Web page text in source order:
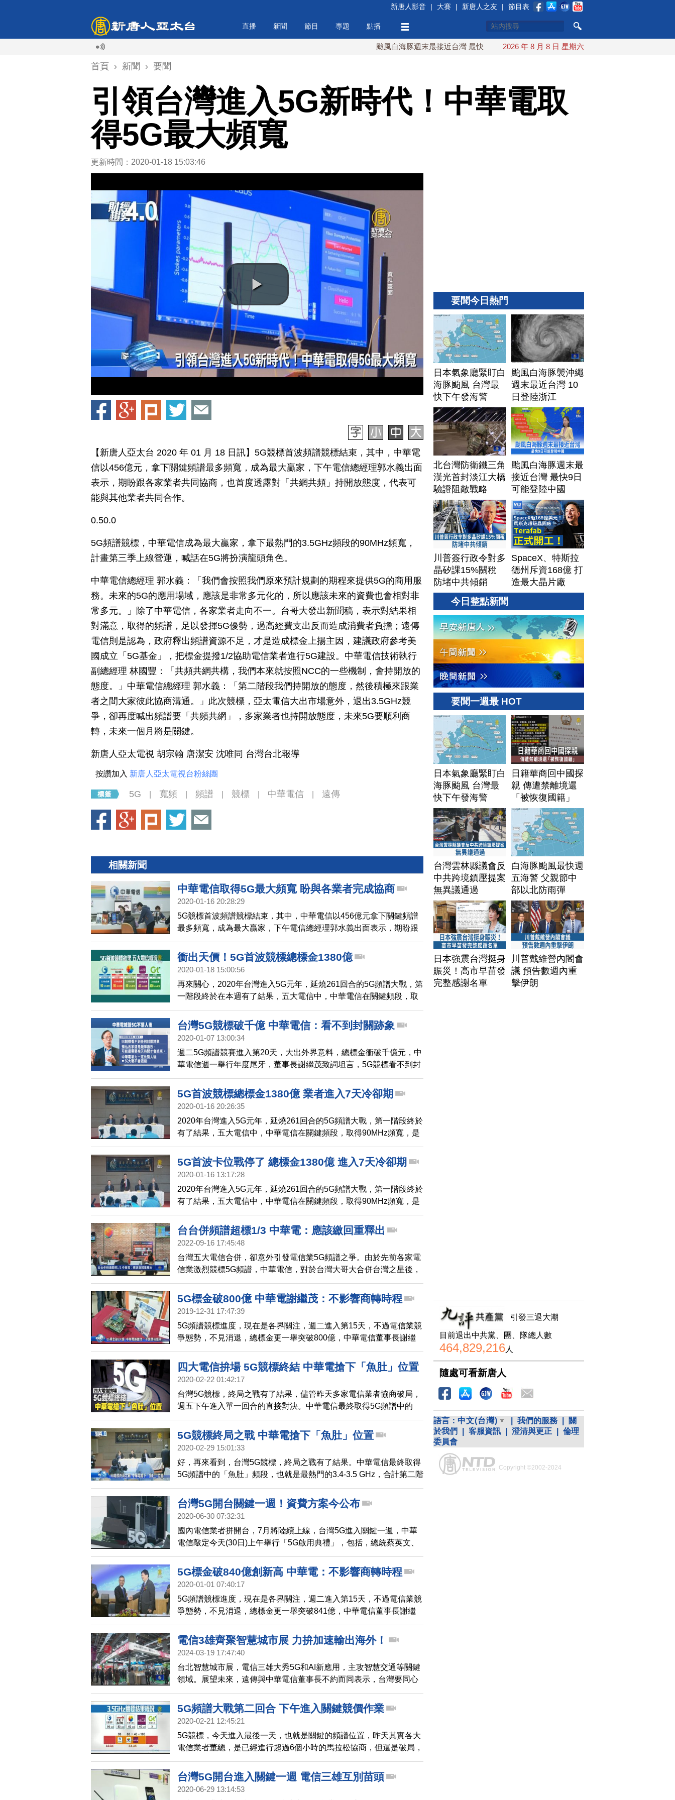
新唐人影音 | 大賽 | 新唐人之友 | 節目表
直播 新聞 節目 專題 點播
颱風白海豚週末最接近台灣 最快9日可能登陸中國 台灣漢光首結合城鎮演習 AIT連續發文讚「
2026 年 8 月 8 日 星期六
首頁 › 新聞 › 要聞
引領台灣進入5G新時代！中華電取
得5G最大頻寬
更新時間：2020-01-18 15:03:46
【新唐人亞太台 2020 年 01 月 18 日訊】5G競標首波頻譜競標結束，其中，中華電
信以456億元，拿下關鍵頻譜最多頻寬，成為最大贏家，下午電信總經理郭水義出面
表示，期盼跟各家業者共同協商，也首度透露對「共網共頻」持開放態度，代表可
能與其他業者共同合作。
0.50.0
5G頻譜競標，中華電信成為最大贏家，拿下最熱門的3.5GHz頻段的90MHz頻寬，
計畫第三季上線營運，喊話在5G將扮演龍頭角色。
中華電信總經理 郭水義：「我們會按照我們原來預計規劃的期程來提供5G的商用服
務。未來的5G的應用場域，應該是非常多元化的，所以應該未來的資費也會相對非
常多元。」除了中華電信，各家業者走向不一。台哥大發出新聞稿，表示對結果相
對滿意，取得的頻譜，足以發揮5G優勢，過高經費支出反而造成消費者負擔；遠傳
電信則是認為，政府釋出頻譜資源不足，才是造成標金上揚主因，建議政府參考美
國成立「5G基金」，把標金提撥1/2協助電信業者進行5G建設。中華電信技術執行
副總經理 林國豐：「共頻共網共構，我們本來就按照NCC的一些機制，會持開放的
態度。」中華電信總經理 郭水義：「第二階段我們持開放的態度，然後積極來跟業
者之間大家彼此協商溝通。」此次競標，亞太電信大出市場意外，退出3.5GHz競
爭，卻再度喊出頻譜要「共頻共網」，多家業者也持開放態度，未來5G要順利商
轉，未來一個月將是關鍵。
新唐人亞太電視 胡宗翰 唐潔安 沈唯同 台灣台北報導
按讚加入 新唐人亞太電視台粉絲團
5G 寬頻 頻譜 競標 中華電信 遠傳
相關新聞
中華電信取得5G最大頻寬 盼與各業者完成協商
2020-01-16 20:28:29
5G競標首波頻譜競標結束，其中，中華電信以456億元拿下關鍵頻譜
最多頻寬，成為最大贏家，下午電信總經理郭水義出面表示，期盼跟
各家業者共同協商，也首度透露對「共網共頻」持開放態度，代表可
能與其他業者共同合作。
衝出天價！5G首波競標總標金1380億
2020-01-18 15:00:56
再來關心，2020年台灣進入5G元年，延燒261回合的5G頻譜大戰，第
一階段終於在本週有了結果，五大電信中，中華電信在關鍵頻段，取
得90MHz頻寬，是最大贏家，而亞太電信則是退出區塊競爭，不過這
次的競標還不是最終落幕，四家業者進入7天的關鍵冷卻期，如果頻譜
位置談不攏，將在2月21日，進入第二階段競標。
台灣5G競標破千億 中華電信：看不到封關跡象
2020-01-07 13:00:34
週二5G頻譜競賽進入第20天，大出外界意料，總標金衝破千億元，中
華電信週一舉行年度尾牙，董事長謝繼茂致詞坦言，5G競標看不到封
關跡象，預估還要幾天時間才會結束，不過NCC已經一連多天發出新
聞稿呼籲冷靜，業界人士觀察，這次5G競標，形同富豪豪賭，一方面
產業需求大，一方面也是業者不能認輸，也讓競爭更激烈。
5G首波競標總標金1380億 業者進入7天冷卻期
2020-01-16 20:26:35
2020年台灣進入5G元年，延燒261回合的5G頻譜大戰，第一階段終於
有了結果，五大電信中，中華電信在關鍵頻段，取得90MHz頻寬，是
最大贏家，而亞太電信則是退出區塊競爭，不過這次的競標還不是最
終落幕，四家業者進入7天的關鍵冷卻期，如果頻譜位置談不攏，2月
21日進入第二階段競標。
5G首波卡位戰停了 總標金1380億 進入7天冷卻期
2020-01-16 13:17:28
2020年台灣進入5G元年，延燒261回合的5G頻譜大戰，第一階段終於
有了結果，五大電信中，中華電信在關鍵頻段，取得90MHz頻寬，是
最大贏家，而亞太電信則是退出區塊競爭，不過這次的競標還不是最
終落幕，四家業者進入7天的關鍵冷卻期，如果頻譜位置談不攏，2月
21日進入第二階段競標。
台台併頻譜超標1/3 中華電：應該繳回重釋出
2022-09-16 17:45:48
台灣五大電信合併，卻意外引發電信業5G頻譜之爭。由於先前各家電
信業激烈競標5G頻譜，中華電信，對於台灣大哥大合併台灣之星後，
取得超過三分之一頻譜感到不滿，認為主管機關NCC應該出手收回超
標頻譜。
5G標金破800億 中華電謝繼茂：不影響商轉時程
2019-12-31 17:47:39
5G頻譜競標進度，現在是各界關注，週二進入第15天，不過電信業競
爭態勢，不見消退，總標金更一舉突破800億，中華電信董事長謝繼
茂表示，5G快要來了，未來商機來自智慧交通、智慧城市等面向，他
說千億價格，也是值得。
四大電信拚場 5G競標終結 中華電搶下「魚肚」位置
2020-02-22 01:42:17
台灣5G競標，終局之戰有了結果，儘管昨天多家電信業者協商破局，
週五下午進入單一回合的直接對決。中華電信最終取得5G頻譜中的
「魚肚」頻段，也就是最熱門的3.4-3.5 GHz，合計第二階段競標金額
後，台灣5G總標金來到1,421億新台幣，電信業者表態第三季上線開
台，也宣告台灣5G即將正式上路。
5G競標終局之戰 中華電搶下「魚肚」位置
2020-02-29 15:01:33
好，再來看到，台灣5G競標，終局之戰有了結果。中華電信最終取得
5G頻譜中的「魚肚」頻段，也就是最熱門的3.4-3.5 GHz，合計第二階
段競標金額後，台灣5G總標金來到1,421億新台幣，電信業者表態第
三季上線開台，也宣告台灣5G即將 正式上路。
台灣5G開台關鍵一週！資費方案今公布
2020-06-30 07:32:31
國內電信業者拼開台，7月將陸續上線，台灣5G進入關鍵一週，中華
電信敲定今天(30日)上午舉行「5G啟用典禮」，包括，總統蔡英文、
經濟部長王美花、交通部長林佳龍等人都會到場。另外，台灣大哥大
也是選在今天下午時間啟動開台記者會，公布最新資費方案，遠傳電
信方面，則是在7月3日正式開賣5G。專家表示，5G雖然速度至少是
五款5G手機，都可能影響5G的普及率。
5G標金破840億創新高 中華電：不影響商轉時程
2020-01-01 07:40:17
5G頻譜競標進度，現在是各界關注，週二進入第15天，不過電信業競
爭態勢，不見消退，總標金更一舉突破841億，中華電信董事長謝繼
茂表示，5G快要來了，未來商機來自智慧交通、智慧城市等面向，談
到競標儘管金額有些超乎預期，但他表示不會影響到未來5G上路商轉
時程。
電信3雄齊聚智慧城市展 力拚加速輸出海外！
2024-03-19 17:47:40
台北智慧城市展，電信三雄大秀5G和AI新應用，主攻智慧交通等關鍵
領域。展望未來，遠傳與中華電信董事長不約而同表示，台灣要同心
協力、加快腳步，將智慧城市應用輸出海外市場。
5G頻譜大戰第二回合 下午進入關鍵競價作業
2020-02-21 12:45:21
5G競標，今天進入最後一天，也就是關鍵的頻譜位置，昨天其實各大
電信業者董總，是已經進行超過6個小時的馬拉松協商，但還是破局，
中華電信、台灣大、遠傳以及台灣之星4家電信，周五下午，直接進入
「位置」競標，預期標金可能再度提高。
台灣5G開台進入關鍵一週 電信三雄互別苗頭
2020-06-29 13:14:53
要聞今日熱門
日本氣象廳緊盯白
海豚颱風 台灣最
快下午發海警
颱風白海豚襲沖繩
週末最近台灣 10
日登陸浙江
北台灣防衛鐵三角
漢光首封淡江大橋
驗證阻敵戰略
颱風白海豚週末最
接近台灣 最快9日
可能登陸中國
川普簽行政令對多
晶矽課15%關稅
防堵中共傾銷
SpaceX、特斯拉
德州斥資168億 打
造最大晶片廠
Terafab
今日整點新聞
要聞一週最 HOT
日本氣象廳緊盯白
海豚颱風 台灣最
快下午發海警
日籍華商回中國探
親 傳遭禁離境還
「被恢復國籍」
台灣雲林縣議會反
中共跨境鎮壓提案
無異議通過
白海豚颱風最快週
五海警 父親節中
部以北防雨彈
日本強震台灣挺身
賑災！高市早苗發
完整感謝名單
川普戴維營內閣會
議 預告數週內重
擊伊朗
引發三退大潮
目前退出中共黨、團、隊總人數
464,829,216人
隨處可看新唐人
語言： 中文(台灣) 我們的服務
關
於我們
客服資訊 澄清與更正
倫理
委員會
Copyright ©2002-2024